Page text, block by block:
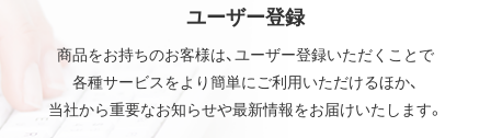
ユーザー登録
商品をお持ちのお客様は、ユーザー登録いただくことで
各種サービスをより簡単にご利用いただけるほか、
当社から重要なお知らせや最新情報をお届けいたします。